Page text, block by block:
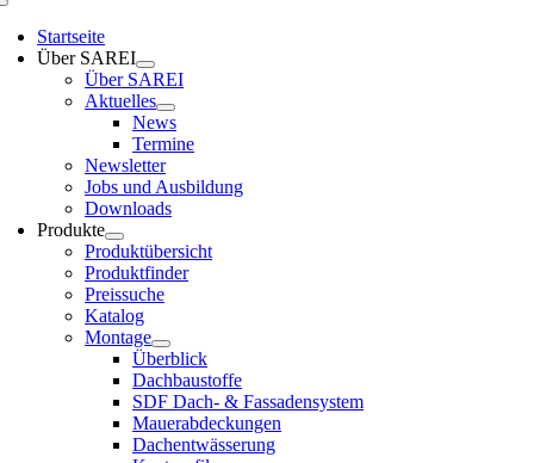
Start­sei­te
Über SAREI
Über SAREI
Aktu­el­les
News
Ter­mi­ne
News­let­ter
Jobs und Aus­bil­dung
Down­loads
Pro­duk­te
Pro­dukt­über­sicht
Pro­dukt­fin­der
Preis­su­che
Kata­log
Mon­ta­ge
Über­blick
Dach­bau­stof­fe
SDF Dach- & Fas­sa­den­sys­tem
Mau­er­ab­de­ckun­gen
Dach­ent­wäs­se­rung